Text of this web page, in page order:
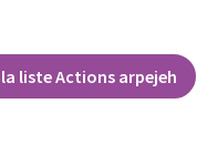
liste Actions arpejeh